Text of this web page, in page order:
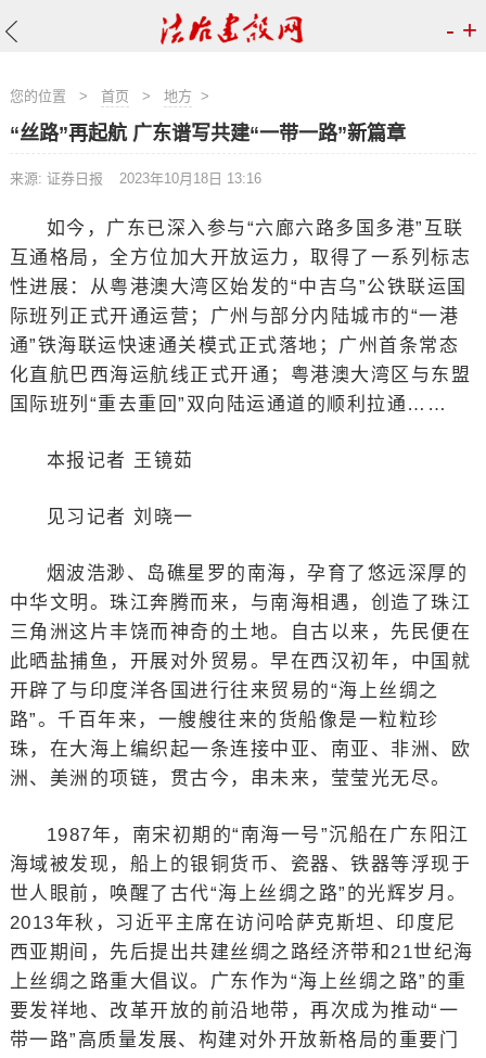
- +
您的位置 > 首页 > 地方 >
“丝路”再起航 广东谱写共建“一带一路”新篇章
来源: 证券日报 2023年10月18日 13:16
如今，广东已深入参与“六廊六路多国多港”互联
互通格局，全方位加大开放运力，取得了一系列标志
性进展：从粤港澳大湾区始发的“中吉乌”公铁联运国
际班列正式开通运营；广州与部分内陆城市的“一港
通”铁海联运快速通关模式正式落地；广州首条常态
化直航巴西海运航线正式开通；粤港澳大湾区与东盟
国际班列“重去重回”双向陆运通道的顺利拉通……
本报记者 王镜茹
见习记者 刘晓一
烟波浩渺、岛礁星罗的南海，孕育了悠远深厚的
中华文明。珠江奔腾而来，与南海相遇，创造了珠江
三角洲这片丰饶而神奇的土地。自古以来，先民便在
此晒盐捕鱼，开展对外贸易。早在西汉初年，中国就
开辟了与印度洋各国进行往来贸易的“海上丝绸之
路”。千百年来，一艘艘往来的货船像是一粒粒珍
珠，在大海上编织起一条连接中亚、南亚、非洲、欧
洲、美洲的项链，贯古今，串未来，莹莹光无尽。
1987年，南宋初期的“南海一号”沉船在广东阳江
海域被发现，船上的银铜货币、瓷器、铁器等浮现于
世人眼前，唤醒了古代“海上丝绸之路”的光辉岁月。
2013年秋，习近平主席在访问哈萨克斯坦、印度尼
西亚期间，先后提出共建丝绸之路经济带和21世纪海
上丝绸之路重大倡议。广东作为“海上丝绸之路”的重
要发祥地、改革开放的前沿地带，再次成为推动“一
带一路”高质量发展、构建对外开放新格局的重要门